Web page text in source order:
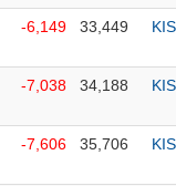
-6,149 33,449 KIS
-7,038 34,188 KIS
-7,606 35,706 KIS